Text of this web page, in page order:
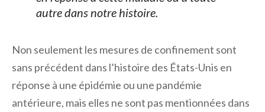
autre dans notre histoire.
Non seulement les mesures de confinement sont
sans précédent dans l’histoire des États-Unis en
réponse à une épidémie ou une pandémie
antérieure, mais elles ne sont pas mentionnées dans